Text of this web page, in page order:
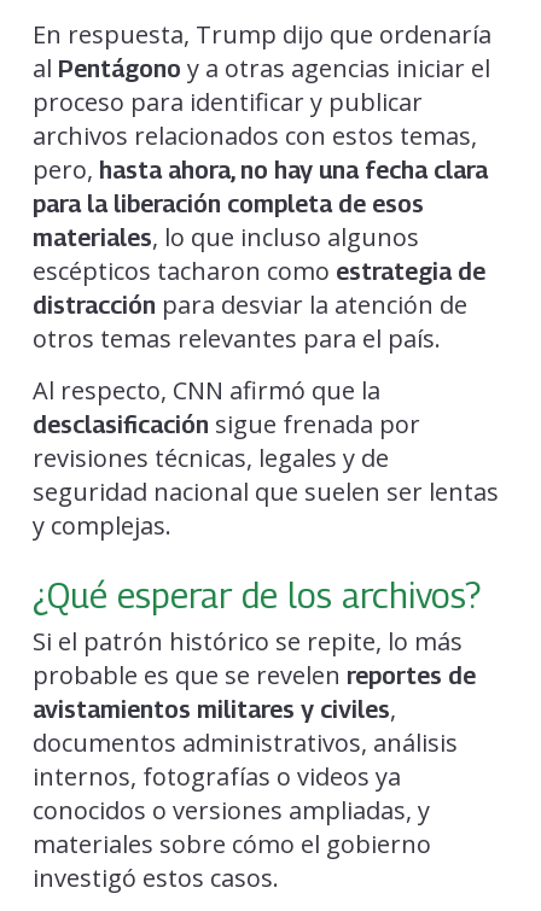
En respuesta, Trump dijo que ordenaría
al Pentágono y a otras agencias iniciar el
proceso para identificar y publicar
archivos relacionados con estos temas,
pero, hasta ahora, no hay una fecha clara
para la liberación completa de esos
materiales, lo que incluso algunos
escépticos tacharon como estrategia de
distracción para desviar la atención de
otros temas relevantes para el país.
Al respecto, CNN afirmó que la
desclasificación sigue frenada por
revisiones técnicas, legales y de
seguridad nacional que suelen ser lentas
y complejas.
¿Qué esperar de los archivos?
Si el patrón histórico se repite, lo más
probable es que se revelen reportes de
avistamientos militares y civiles,
documentos administrativos, análisis
internos, fotografías o videos ya
conocidos o versiones ampliadas, y
materiales sobre cómo el gobierno
investigó estos casos.